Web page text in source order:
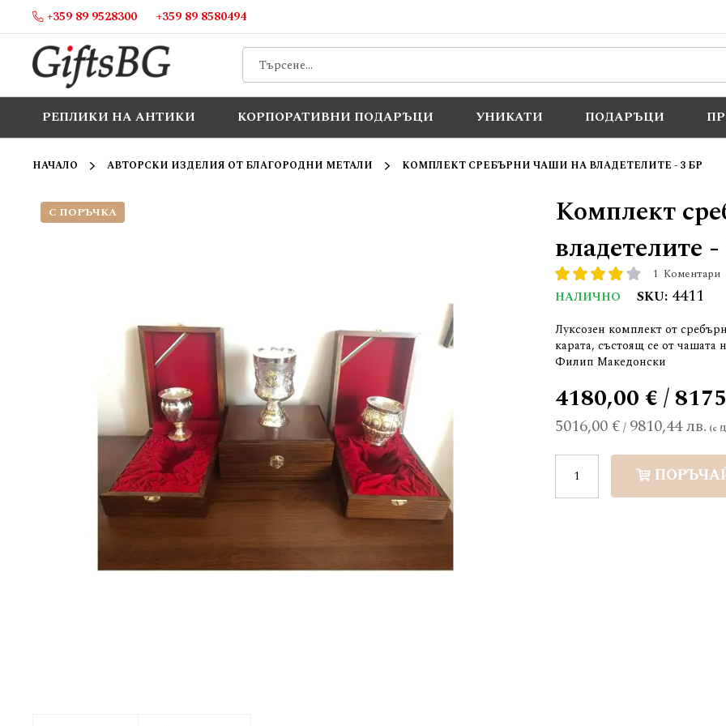
Прескачане
съдържанието
+359 89 9528300 +359 89 8580494
РЕПЛИКИ НА АНТИКИ КОРПОРАТИВНИ ПОДАРЪЦИ УНИКАТИ ПОДАРЪЦИ
НАЧАЛО АВТОРСКИ ИЗДЕЛИЯ ОТ БЛАГОРОДНИ МЕТАЛИ КОМПЛЕКТ СРЕБЪРНИ ЧАШИ НА ВЛАДЕТЕЛИТЕ - 3 БР
Комплект
владетелите
рейтинг: 1 Коментари
НАЛИЧНО SKU 4411
Луксозен комплект от
карата, състоящ се от чашата
Филип Македонски
5016,00 €/ 9810,44 лв.
4180,00 € /
С ПОРЪЧКА